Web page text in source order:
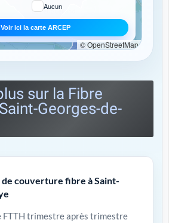
Aucun
Voir ici la carte ARCEP
© OpenStreetMap
sur la Fibre
Georges-de-
couverture fibre à Saint-
FTTH trimestre après trimestre